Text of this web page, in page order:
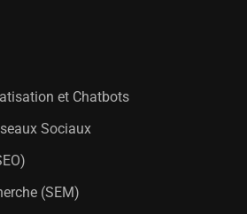
et Chatbots
Sociaux
(SEM)